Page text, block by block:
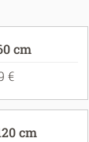
cm
€
cm